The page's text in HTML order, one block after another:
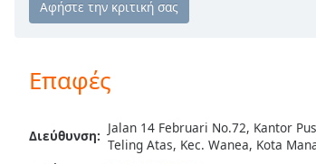
Chapters
Descriptions
off,
Επαφές
Διεύθυνση: Jalan 14 Februari No.72, Kantor
Teling Atas, Kec. Wanea, Kota